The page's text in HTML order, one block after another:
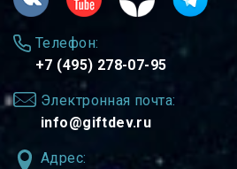
Телефон:
+7 (495) 278-07-95
Электронная почта:
info@giftdev.ru
Адрес: